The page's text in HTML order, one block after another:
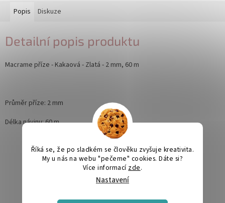
Říká se, že po sladkém se člověku zvyšuje kreativita.
My u nás na webu "pečeme" cookies. Dáte si?
Více informací zde.
Nastavení
Popis Diskuze
Detailní popis produktu
Macrame příze - Kakaová - Zlatá - 2 mm, 60 m
Průměr příze: 2 mm
Délka návinu: 60 m